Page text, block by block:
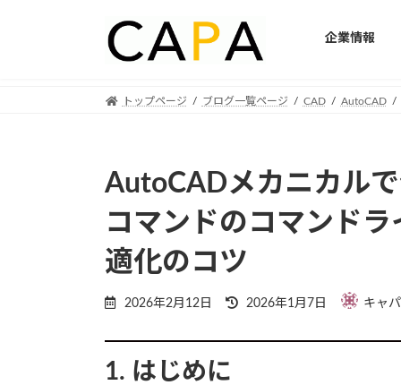
企業情報
トップページ ブログ一覧ページ CAD AutoCAD
AutoCADメカニカル
コマンドのコマンド
適化のコツ
2026年2月12日
Last
updated
2026年1月7日 キャ
1. はじめに